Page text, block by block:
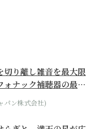
切り離し雑音を最大限
ォナック補聴器の最上
パン株式会社)